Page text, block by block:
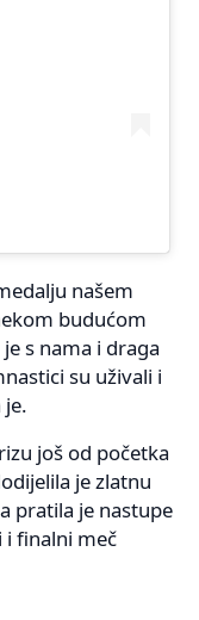
našem
budućom
s nama i draga
su uživali i
je.
još od početka
je zlatnu
pratila je nastupe
finalni meč